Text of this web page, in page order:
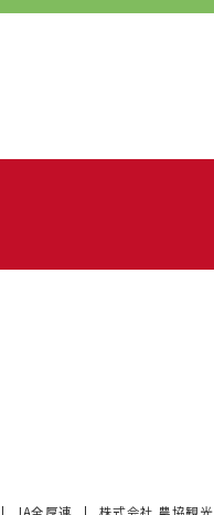
JA全厚連 株式会社 農協観光